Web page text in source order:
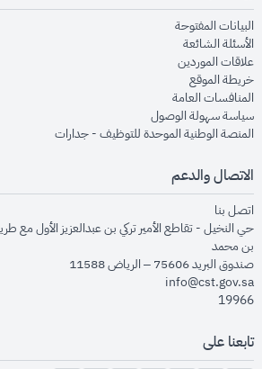
البيانات المفتوحةopens in new window
الأسئلة الشائعةopens in new window
علاقات الموردينopens in new window
خريطة الموقعopens in new window
المنافسات العامةopens in new window
سياسة سهولة الوصولopens in new window
المنصة الوطنية الموحدة للتوظيف - جداراتwindow
الاتصال والدعم
اتصل بنا
حي النخيل - تقاطع الأمير تركي بن عبدالعزيز الأول مع
بن محمد
صندوق البريد 75606 – الرياض 11588
info@cst.gov.sa
19966
تابعنا على